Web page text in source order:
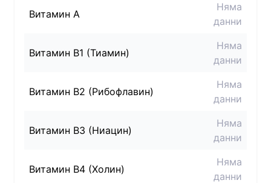
Витамин A
Няма
данни
Витамин B1 (Тиамин)
Няма
данни
Витамин B2 (Рибофлавин)
Няма
данни
Витамин B3 (Ниацин)
Няма
данни
Витамин B4 (Холин)
Няма
данни